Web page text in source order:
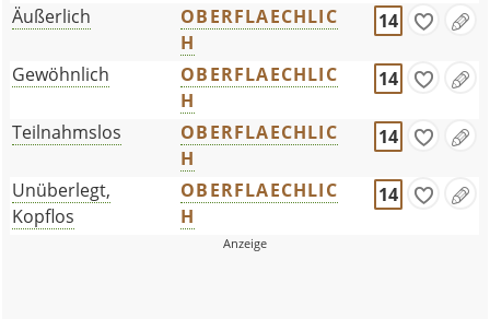
Äußerlich
OBERFLAECHLIC
H
14
Gewöhnlich
OBERFLAECHLIC
H
14
Teilnahmslos
OBERFLAECHLIC
H
14
Unüberlegt,
Kopflos
OBERFLAECHLIC
H
14